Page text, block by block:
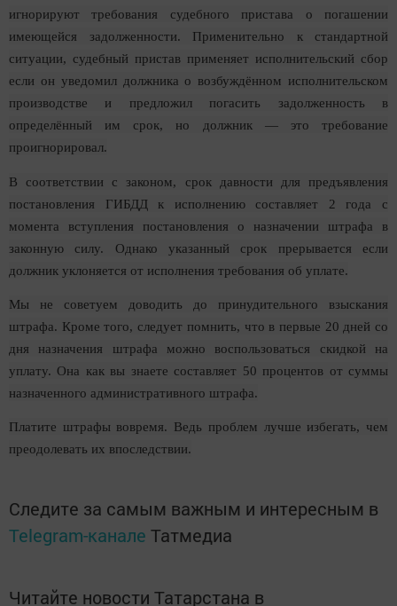
игнорируют требования судебного пристава о погашении
имеющейся задолженности. Применительно к стандартной
ситуации, судебный пристав применяет исполнительский сбор
если он уведомил должника о возбуждённом исполнительском
производстве и предложил погасить задолженность в
определённый им срок, но должник — это требование
проигнорировал.
В соответствии с законом, срок давности для предъявления
постановления ГИБДД к исполнению составляет 2 года с
момента вступления постановления о назначении штрафа в
законную силу. Однако указанный срок прерывается если
должник уклоняется от исполнения требования об уплате.
Мы не советуем доводить до принудительного взыскания
штрафа. Кроме того, следует помнить, что в первые 20 дней со
дня назначения штрафа можно воспользоваться скидкой на
уплату. Она как вы знаете составляет 50 процентов от суммы
назначенного административного штрафа.
Платите штрафы вовремя. Ведь проблем лучше избегать, чем
преодолевать их впоследствии.
Следите за самым важным и интересным в
Telegram-канале Татмедиа
Читайте новости Татарстана в